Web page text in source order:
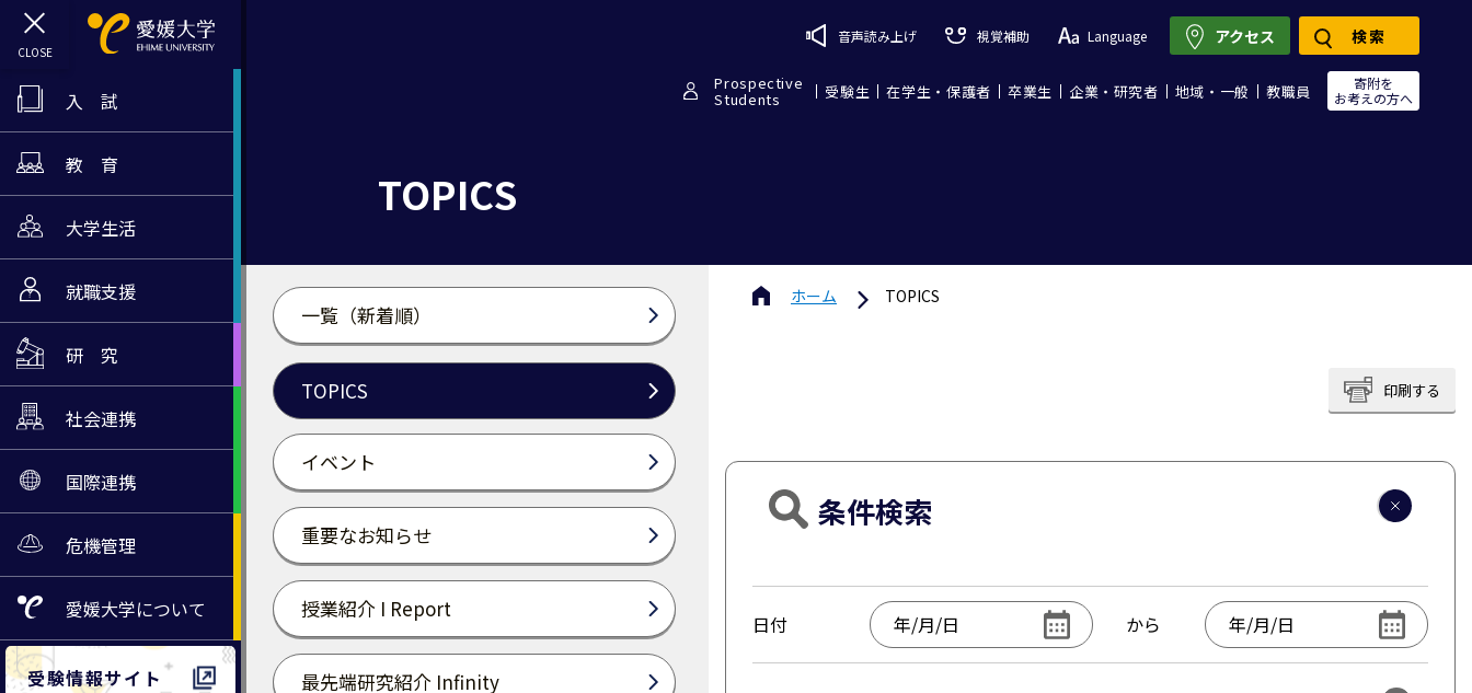
入 試
教 育
大学生活
就職支援
研 究
社会連携
国際連携
危機管理
愛媛大学について
受験情報サイト
音声読み上げ 視覚補助 Language
Prospective
Students 受験生 在学生・保護者 卒業生 企業・研究者 地域・一般 教職員
寄附を
お考えの方へ
アクセス 検索
TOPICS
一覧（新着順）
TOPICS
イベント
重要なお知らせ
授業紹介 I Report
最先端研究紹介 Infinity
ホーム TOPICS
印刷する
条件検索
日付 から